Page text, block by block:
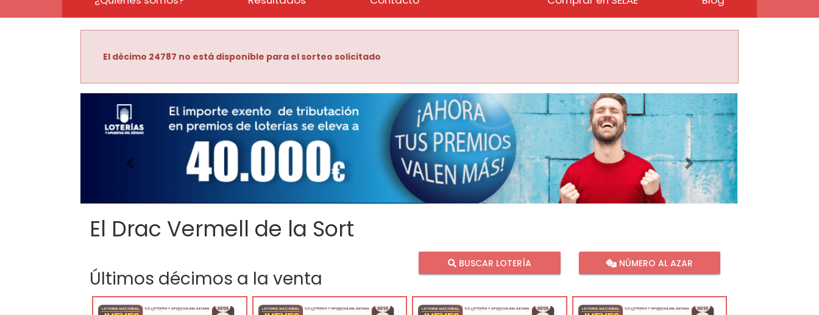
El décimo 24787 no está disponible para el sorteo solicitado
Imagen anterior Imagen siguiente
El Drac Vermell de la Sort
Últimos décimos a la venta
BUSCAR LOTERÍA NÚMERO AL AZAR